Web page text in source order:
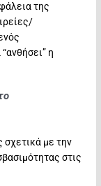
της
η
σχετικά με την
στις